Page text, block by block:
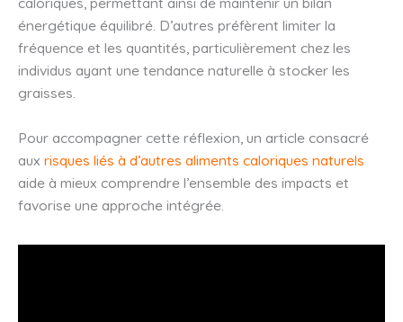
énergétique équilibré. D’autres préfèrent limiter la
fréquence et les quantités, particulièrement chez les
individus ayant une tendance naturelle à stocker les
graisses.
Pour accompagner cette réflexion, un article consacré
aux risques liés à d’autres aliments caloriques naturels
aide à mieux comprendre l’ensemble des impacts et
favorise une approche intégrée.